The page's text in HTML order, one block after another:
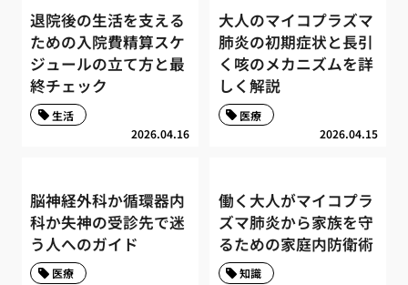
退院後の生活を支える
ための入院費精算スケ
ジュールの立て方と最
終チェック
2026.04.16
生活
大人のマイコプラズマ
肺炎の初期症状と長引
く咳のメカニズムを詳
しく解説
2026.04.15
医療
脳神経外科か循環器内
科か失神の受診先で迷
う人へのガイド
医療
働く大人がマイコプラ
ズマ肺炎から家族を守
るための家庭内防衛術
知識